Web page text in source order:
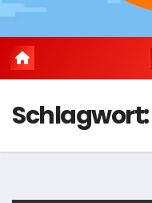
Schlagwort: